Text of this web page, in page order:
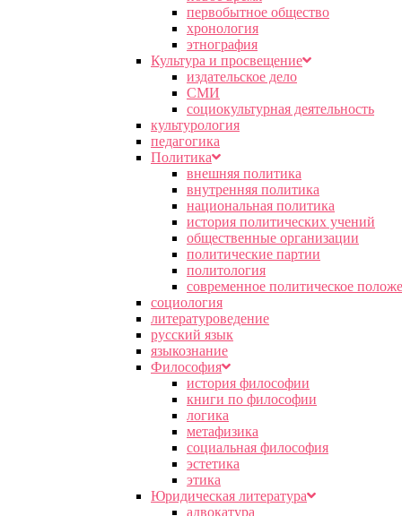
первобытное общество
хронология
этнография
Культура и просвещение
издательское дело
СМИ
социокультурная деятельность
культурология
педагогика
Политика
внешняя политика
внутренняя политика
национальная политика
история политических учений
общественные организации
политические партии
политология
современное политическое
социология
литературоведение
русский язык
языкознание
Философия
история философии
книги по философии
логика
метафизика
социальная философия
эстетика
этика
Юридическая литература
адвокатура